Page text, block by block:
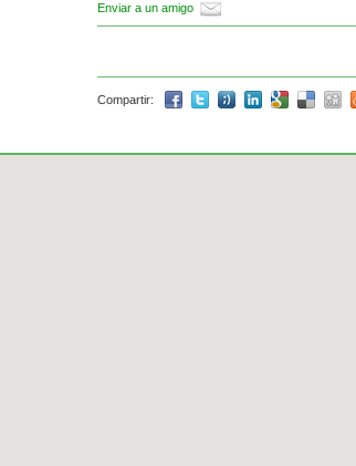
Enviar a un amigo
Compartir: